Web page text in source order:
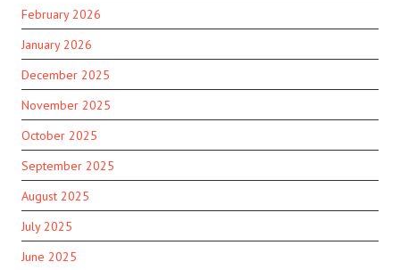
February 2026
January 2026
December 2025
November 2025
October 2025
September 2025
August 2025
July 2025
June 2025